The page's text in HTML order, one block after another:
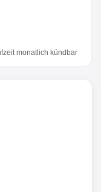
monatlich kündbar